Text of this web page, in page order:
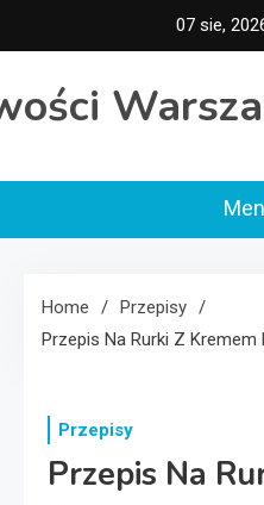
to
07 sie,
Home
Przepisy
Przepis Na Rurki Z Kremem
Przepisy
Przepis Na